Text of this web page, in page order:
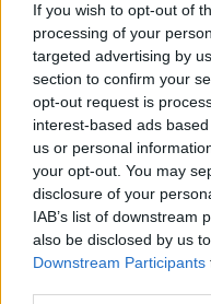
If you wish to opt-out of
processing of your
targeted advertising by
section to confirm your
opt-out request is
interest-based ads
us or personal
your opt-out. You may
disclosure of your
IAB’s list of downstream
also be disclosed by us
Downstream Participants
Kaune šventė
Susiję